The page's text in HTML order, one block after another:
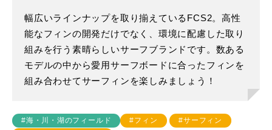
幅広いラインナップを取り揃えているFCS2。高性
能なフィンの開発だけでなく、環境に配慮した取り
組みを行う素晴らしいサーフブランドです。数ある
モデルの中から愛用サーフボードに合ったフィンを
組み合わせてサーフィンを楽しみましょう！
#海・川・湖のフィールド #フィン
#サーフィン